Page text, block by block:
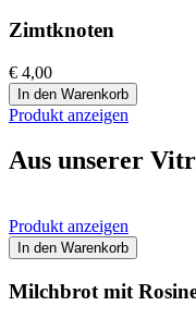
Zimtknoten
€ 4,00
In den Warenkorb
Produkt anzeigen
Aus unserer
Produkt anzeigen
In den Warenkorb
Milchbrot mit